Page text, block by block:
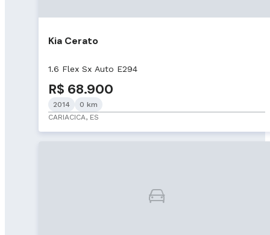
Kia Cerato
1.6 Flex Sx Auto E294
R$ 68.900
2014
0 km
CARIACICA, ES